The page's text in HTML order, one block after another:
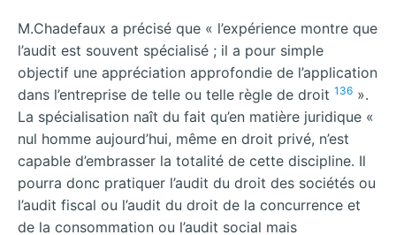
M.Chadefaux a précisé que « l’expérience montre que
l’audit est souvent spécialisé ; il a pour simple
objectif une appréciation approfondie de l’application
dans l’entreprise de telle ou telle règle de droit 136 ».
La spécialisation naît du fait qu’en matière juridique «
nul homme aujourd’hui, même en droit privé, n’est
capable d’embrasser la totalité de cette discipline. Il
pourra donc pratiquer l’audit du droit des sociétés ou
l’audit fiscal ou l’audit du droit de la concurrence et
de la consommation ou l’audit social mais